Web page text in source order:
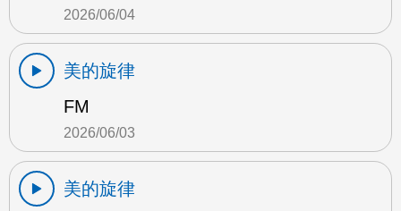
2026/06/04
美的旋律
FM
2026/06/03
美的旋律